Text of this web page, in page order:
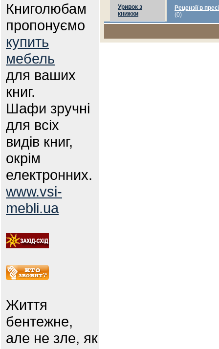
Книголюбам
пропонуємо
купить
мебель
для ваших
книг.
Шафи зручні
для всіх
видів книг,
окрім
електронних.
www.vsi-
mebli.ua
Життя
бентежне,
але не зле, як
Уривок з
книжки
Рецензії в пресі
(0)